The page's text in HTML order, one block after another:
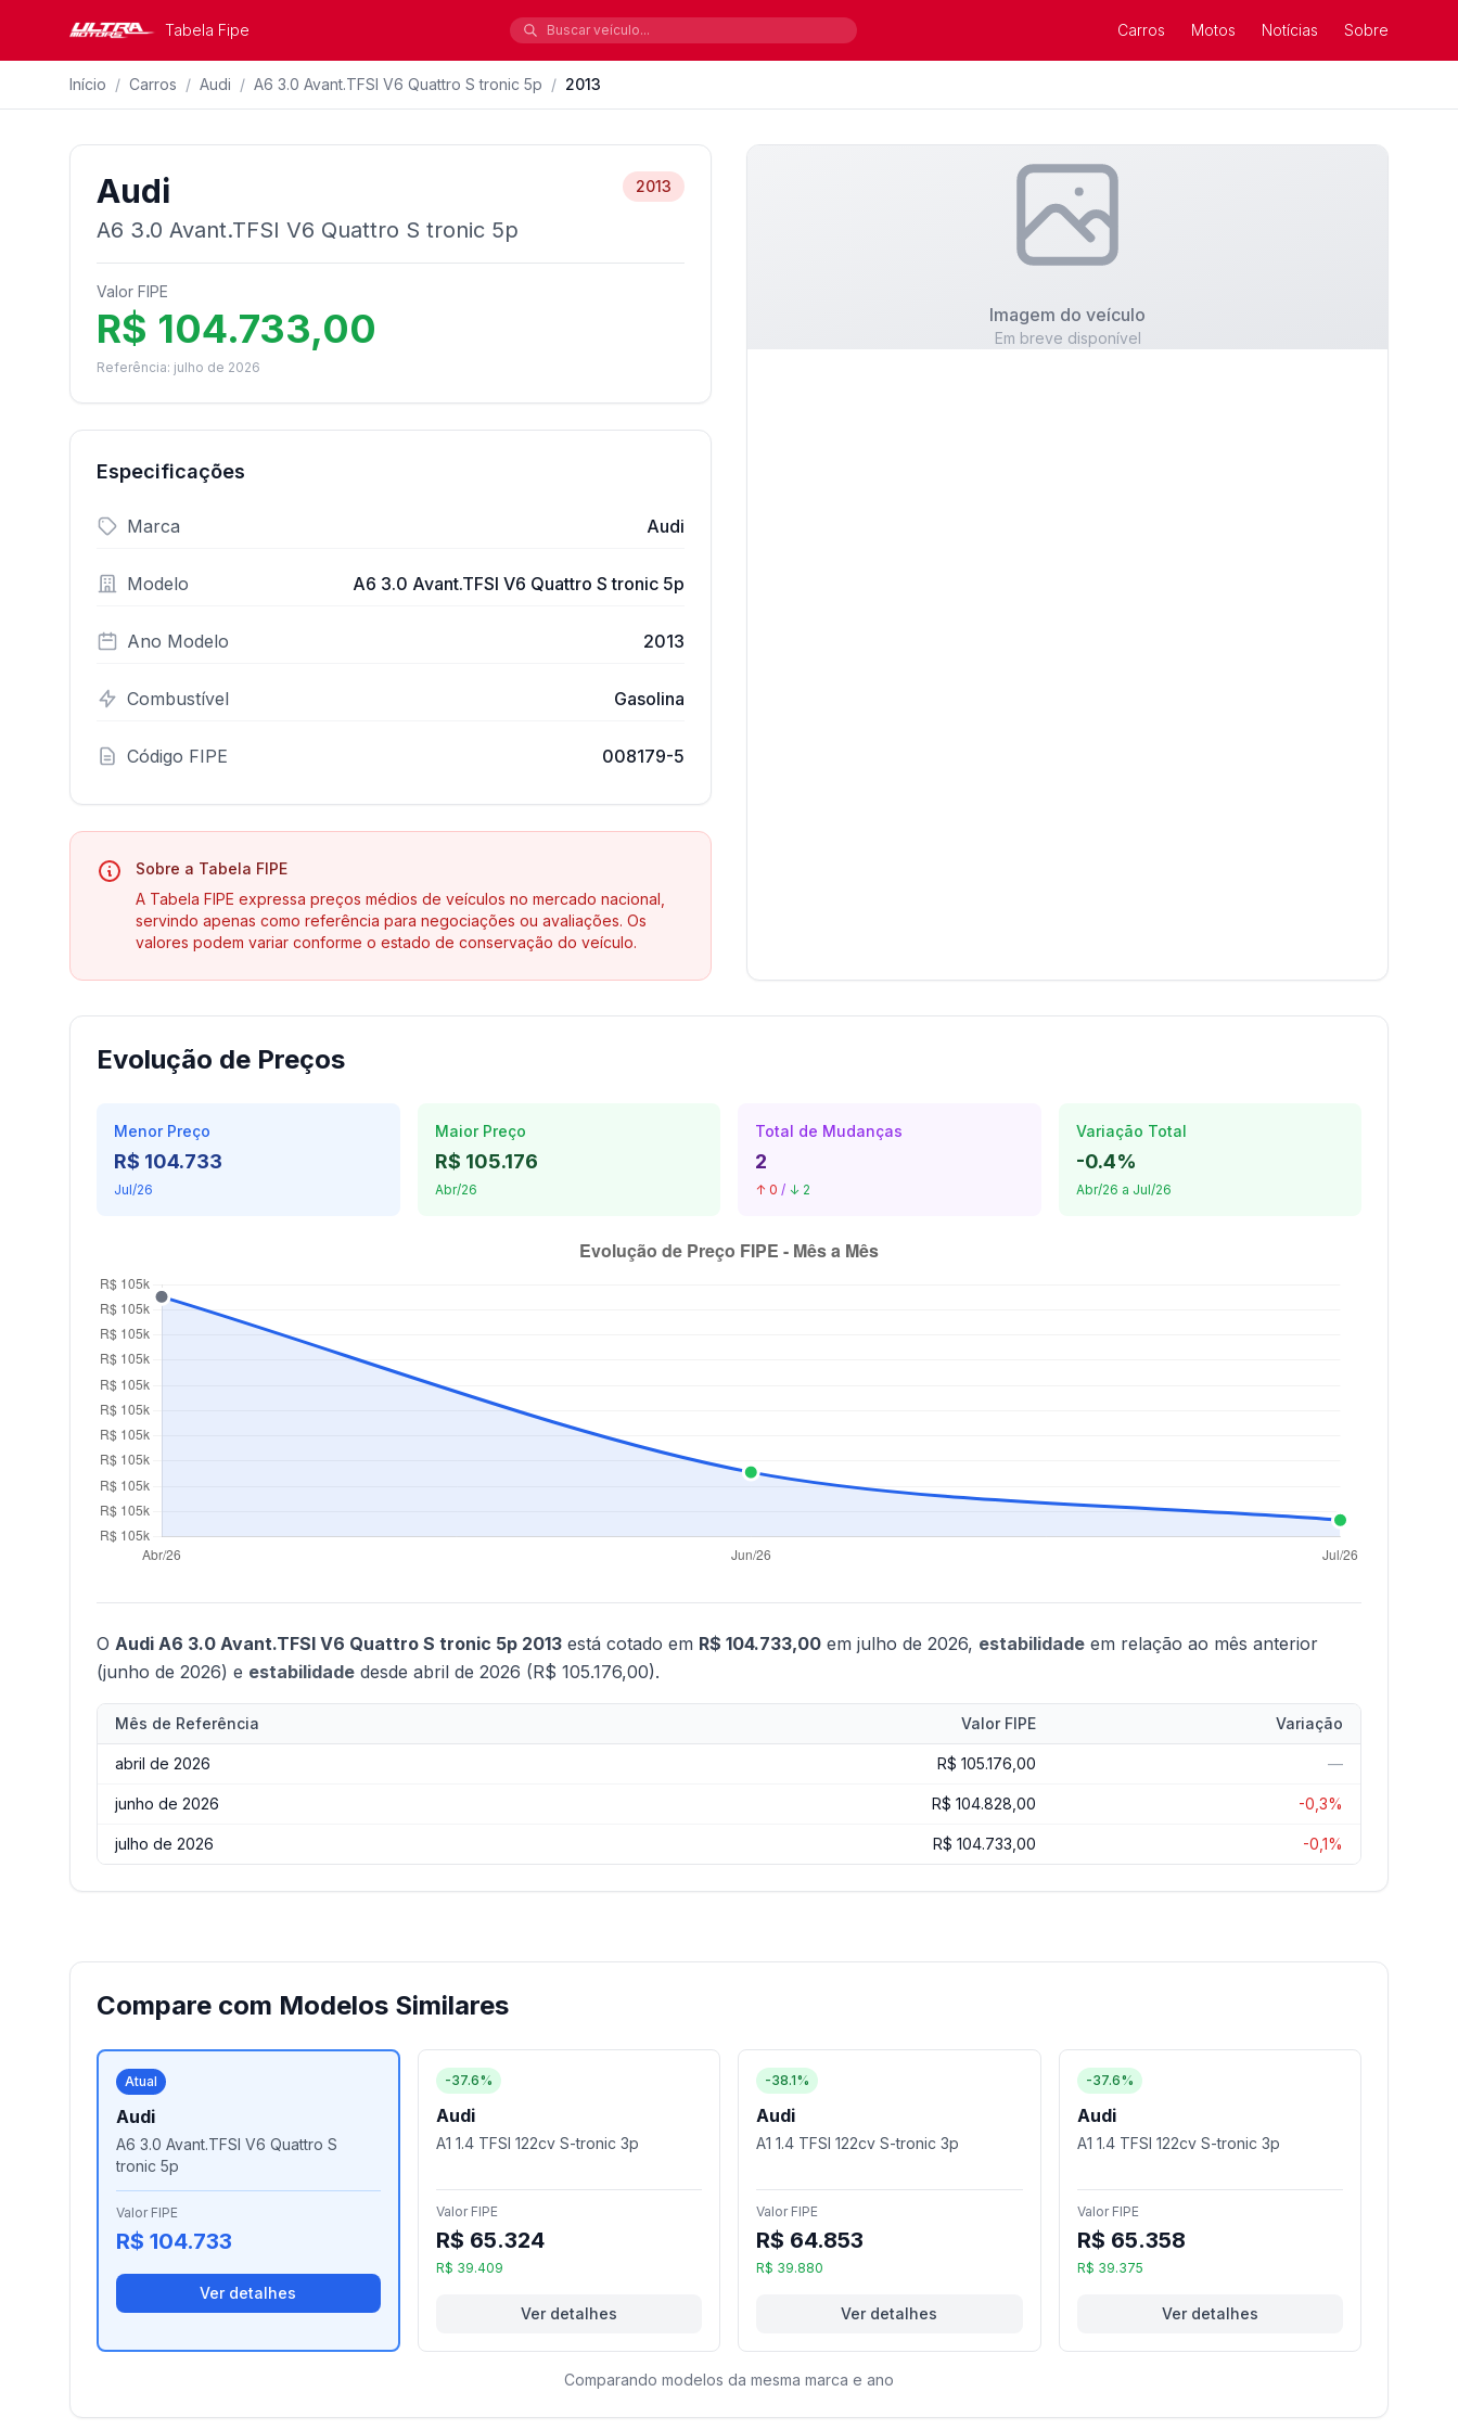
Tabela Fipe Carros Motos Notícias Sobre
Início / Carros / Audi / A6 3.0 Avant.TFSI V6 Quattro S tronic 5p / 2013
Audi
A6 3.0 Avant.TFSI V6 Quattro S tronic 5p
2013
Valor FIPE
R$ 104.733,00
Referência: julho de 2026
Especificações
Marca Audi
Modelo A6 3.0 Avant.TFSI V6 Quattro S tronic 5p
Ano Modelo 2013
Combustível Gasolina
Código FIPE 008179-5
Sobre a Tabela FIPE
A Tabela FIPE expressa preços médios de veículos no mercado nacional,
servindo apenas como referência para negociações ou avaliações. Os
valores podem variar conforme o estado de conservação do veículo.
Imagem do veículo
Em breve disponível
Evolução de Preços
Menor Preço
R$ 104.733
Jul/26
Maior Preço
R$ 105.176
Abr/26
Total de Mudanças
2
↑ 0 / ↓ 2
Variação Total
-0.4%
Abr/26 a Jul/26
O Audi A6 3.0 Avant.TFSI V6 Quattro S tronic 5p 2013 está cotado em R$ 104.733,00 em julho de 2026, estabilidade em relação ao mês anterior
(junho de 2026) e estabilidade desde abril de 2026 (R$ 105.176,00).
Mês de Referência Valor FIPE Variação
abril de 2026 R$ 105.176,00 —
junho de 2026 R$ 104.828,00 -0,3%
julho de 2026 R$ 104.733,00 -0,1%
Compare com Modelos Similares
Atual
Audi
A6 3.0 Avant.TFSI V6 Quattro S
tronic 5p
Valor FIPE
R$ 104.733
Ver detalhes
-37.6%
Audi
A1 1.4 TFSI 122cv S-tronic 3p
Valor FIPE
R$ 65.324
R$ 39.409
Ver detalhes
-38.1%
Audi
A1 1.4 TFSI 122cv S-tronic 3p
Valor FIPE
R$ 64.853
R$ 39.880
Ver detalhes
-37.6%
Audi
A1 1.4 TFSI 122cv S-tronic 3p
Valor FIPE
R$ 65.358
R$ 39.375
Ver detalhes
Comparando modelos da mesma marca e ano